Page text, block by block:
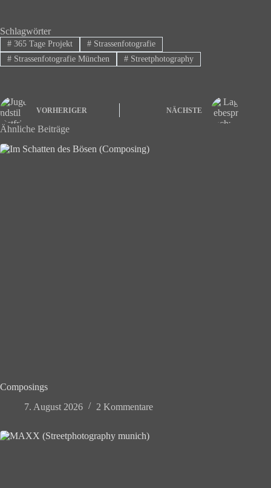
Schlagwörter
#365 Tage Projekt #Strassenfotografie
#Strassenfotografie München #Streetphotography
VORHERIGER NÄCHSTE
Ähnliche Beiträge
Composings
7. August 2026
2 Kommentare